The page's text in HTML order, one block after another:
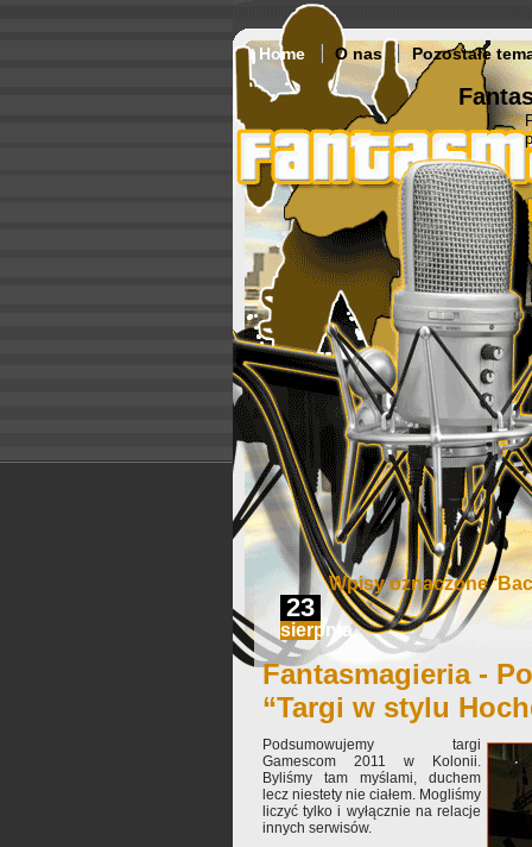
Home O nas Pozostałe
Wpisy oznaczone
23
sierpnia
Fantasmagieria -
“Targi w stylu
Podsumowujemy targi
Gamescom 2011 w Kolonii.
Byliśmy tam myślami, duchem
lecz niestety nie ciałem. Mogliśmy
liczyć tylko i wyłącznie na relacje
innych serwisów.